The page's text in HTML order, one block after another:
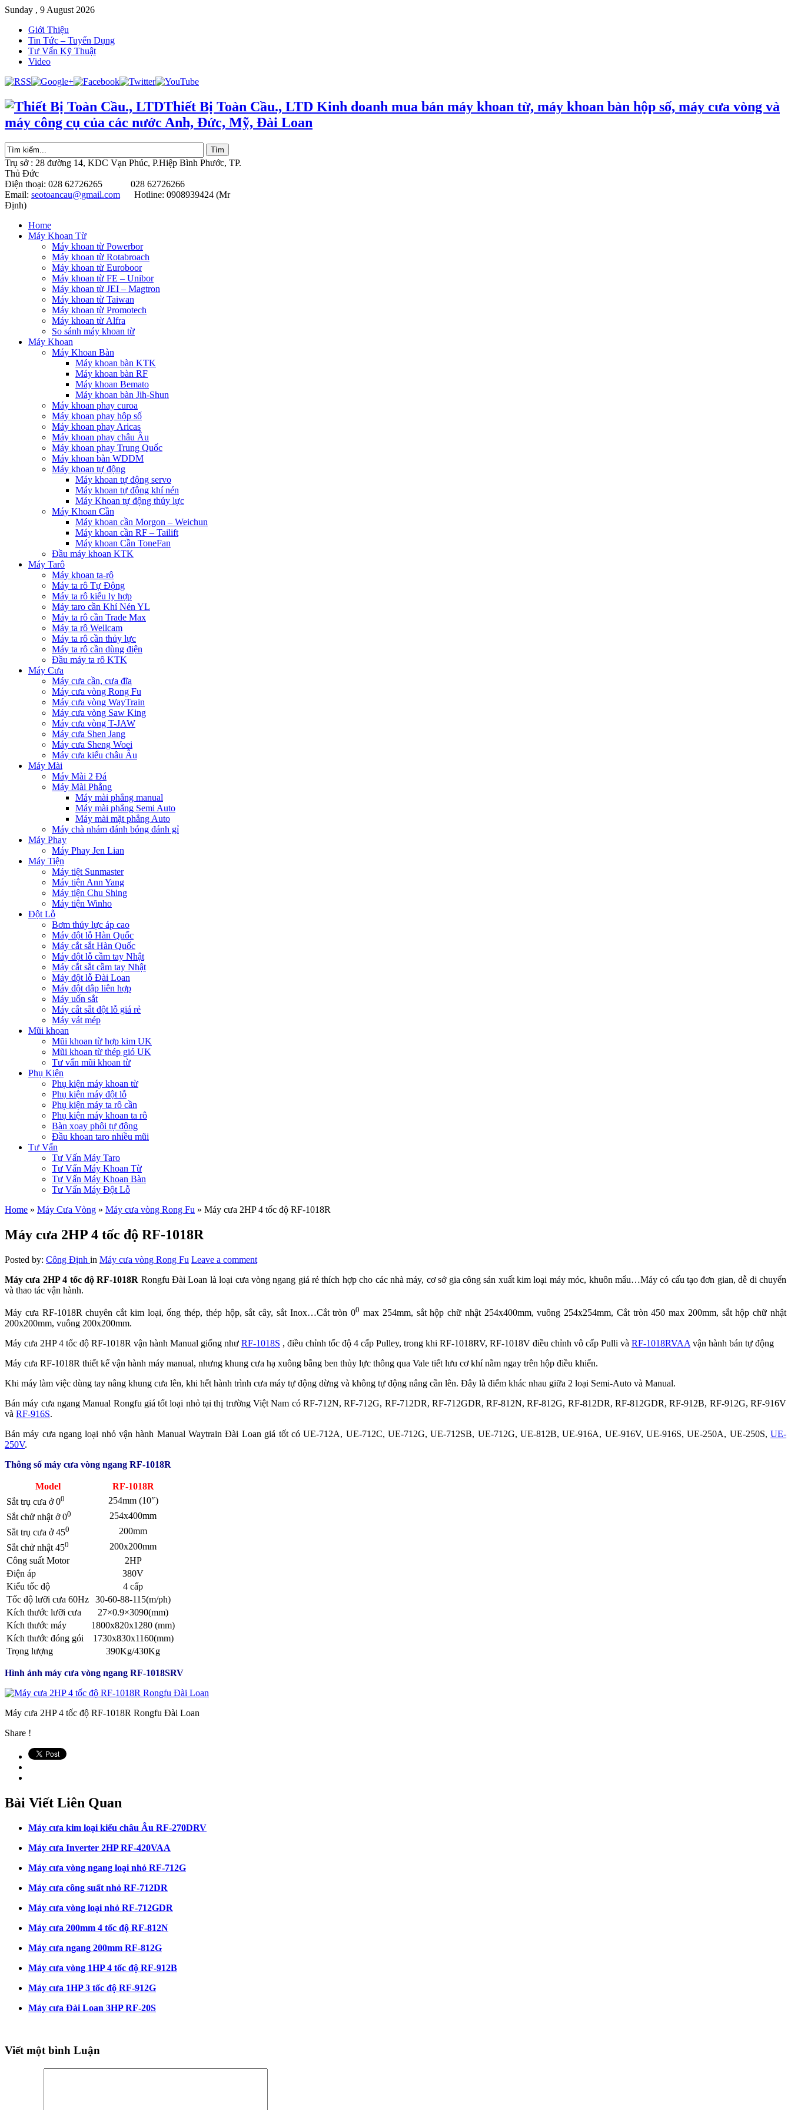
Sunday , 9 August 2026
Giới Thiệu
Tin Tức – Tuyển Dụng
Tư Vấn Kỹ Thuật
Video
Thiết Bị Toàn Cầu., LTD Kinh doanh mua bán máy khoan từ, máy khoan bàn hộp số, máy cưa vòng và
máy công cụ của các nước Anh, Đức, Mỹ, Đài Loan
Trụ sở : 28 đường 14, KDC Vạn Phúc, P.Hiệp Bình Phước, TP.
Thủ Đức
Điện thoại: 028 62726265 028 62726266
Email: seotoancau@gmail.com Hotline: 0908939424 (Mr
Định)
Home
Máy Khoan Từ
Máy khoan từ Powerbor
Máy khoan từ Rotabroach
Máy khoan từ Euroboor
Máy khoan từ FE – Unibor
Máy khoan từ JEI – Magtron
Máy khoan từ Taiwan
Máy khoan từ Promotech
Máy khoan từ Alfra
So sánh máy khoan từ
Máy Khoan
Máy Khoan Bàn
Máy khoan bàn KTK
Máy khoan bàn RF
Máy khoan Bemato
Máy khoan bàn Jih-Shun
Máy khoan phay curoa
Máy khoan phay hộp số
Máy khoan phay Aricas
Máy khoan phay châu Âu
Máy khoan phay Trung Quốc
Máy khoan bàn WDDM
Máy khoan tự động
Máy khoan tự động servo
Máy khoan tự động khí nén
Máy Khoan tự động thủy lực
Máy Khoan Cần
Máy khoan cần Morgon – Weichun
Máy khoan cần RF – Tailift
Máy khoan Cần ToneFan
Đầu máy khoan KTK
Máy Tarô
Máy khoan ta-rô
Máy ta rô Tự Động
Máy ta rô kiểu ly hợp
Máy taro cần Khí Nén YL
Máy ta rô cần Trade Max
Máy ta rô Wellcam
Máy ta rô cần thủy lực
Máy ta rô cần dùng điện
Đầu máy ta rô KTK
Máy Cưa
Máy cưa cần, cưa đĩa
Máy cưa vòng Rong Fu
Máy cưa vòng WayTrain
Máy cưa vòng Saw King
Máy cưa vòng T-JAW
Máy cưa Shen Jang
Máy cưa Sheng Woei
Máy cưa kiểu châu Âu
Máy Mài
Máy Mài 2 Đá
Máy Mài Phẳng
Máy mài phẳng manual
Máy mài phẳng Semi Auto
Máy mài mặt phẳng Auto
Máy chà nhám đánh bóng đánh gỉ
Máy Phay
Máy Phay Jen Lian
Máy Tiện
Máy tiệt Sunmaster
Máy tiện Ann Yang
Máy tiện Chu Shing
Máy tiện Winho
Đột Lỗ
Bơm thủy lực áp cao
Máy đột lỗ Hàn Quốc
Máy cắt sắt Hàn Quốc
Máy đột lỗ cầm tay Nhật
Máy cắt sắt cầm tay Nhật
Máy đột lỗ Đài Loan
Máy đột dập liên hợp
Máy uốn sắt
Máy cắt sắt đột lỗ giá rẻ
Máy vát mép
Mũi khoan
Mũi khoan từ hợp kim UK
Mũi khoan từ thép gió UK
Tư vấn mũi khoan từ
Phụ Kiện
Phụ kiện máy khoan từ
Phụ kiện máy đột lỗ
Phụ kiện máy ta rô cần
Phụ kiện máy khoan ta rô
Bàn xoay phôi tự động
Đầu khoan taro nhiều mũi
Tư Vấn
Tư Vấn Máy Taro
Tư Vấn Máy Khoan Từ
Tư Vấn Máy Khoan Bàn
Tư Vấn Máy Đột Lỗ
Home » Máy Cưa Vòng » Máy cưa vòng Rong Fu » Máy cưa 2HP 4 tốc độ RF-1018R
Máy cưa 2HP 4 tốc độ RF-1018R
Posted by: Công Định in Máy cưa vòng Rong Fu Leave a comment
Máy cưa 2HP 4 tốc độ RF-1018R Rongfu Đài Loan là loại cưa vòng ngang giá rẻ thích hợp cho các nhà máy, cơ sở gia công sản xuất kim loại máy móc, khuôn mẩu…Máy có cấu tạo đơn gian, dễ di chuyển
và thao tác vận hành.
Máy cưa RF-1018R chuyên cắt kim loại, ống thép, thép hộp, sắt cây, sắt Inox…Cắt tròn 00 max 254mm, sắt hộp chữ nhật 254x400mm, vuông 254x254mm, Cắt tròn 450 max 200mm, sắt hộp chữ nhật
200x200mm, vuông 200x200mm.
Máy cưa 2HP 4 tốc độ RF-1018R vận hành Manual giống như RF-1018S , điều chỉnh tốc độ 4 cấp Pulley, trong khi RF-1018RV, RF-1018V điều chỉnh vô cấp Pulli và RF-1018RVAA vận hành bán tự động
Máy cưa RF-1018R thiết kế vận hành máy manual, nhưng khung cưa hạ xuông bằng ben thủy lực thông qua Vale tiết lưu cơ khí nằm ngay trên hộp điều khiển.
Khi máy làm việc dùng tay nâng khung cưa lên, khi hết hành trình cưa máy tự động dừng và không tự động nâng cần lên. Đây là điểm khác nhau giữa 2 loại Semi-Auto và Manual.
Bán máy cưa ngang Manual Rongfu giá tốt loại nhỏ tại thị trường Việt Nam có RF-712N, RF-712G, RF-712DR, RF-712GDR, RF-812N, RF-812G, RF-812DR, RF-812GDR, RF-912B, RF-912G, RF-916V
và RF-916S.
Bán máy cưa ngang loại nhỏ vận hành Manual Waytrain Đài Loan giá tốt có UE-712A, UE-712C, UE-712G, UE-712SB, UE-712G, UE-812B, UE-916A, UE-916V, UE-916S, UE-250A, UE-250S, UE-
250V.
Thông số máy cưa vòng ngang RF-1018R
Model
RF-1018R
Sắt trụ cưa ở 00
254mm (10″)
Sắt chử nhật ở 00
254x400mm
Sắt trụ cưa ở 450
200mm
Sắt chử nhật 450
200x200mm
Công suất Motor
2HP
Điện áp
380V
Kiểu tốc độ
4 cấp
Tốc độ lưỡi cưa 60Hz
30-60-88-115(m/ph)
Kích thước lưỡi cưa
27×0.9×3090(mm)
Kích thước máy
1800x820x1280 (mm)
Kích thước đóng gói
1730x830x1160(mm)
Trọng lượng
390Kg/430Kg
Hình ảnh máy cưa vòng ngang RF-1018SRV
Máy cưa 2HP 4 tốc độ RF-1018R Rongfu Đài Loan
Share !
Bài Viết Liên Quan
Máy cưa kim loại kiểu châu Âu RF-270DRV
Máy cưa Inverter 2HP RF-420VAA
Máy cưa vòng ngang loại nhỏ RF-712G
Máy cưa công suất nhỏ RF-712DR
Máy cưa vòng loại nhỏ RF-712GDR
Máy cưa 200mm 4 tốc độ RF-812N
Máy cưa ngang 200mm RF-812G
Máy cưa vòng 1HP 4 tốc độ RF-912B
Máy cưa 1HP 3 tốc độ RF-912G
Máy cưa Đài Loan 3HP RF-20S
Viết một bình Luận